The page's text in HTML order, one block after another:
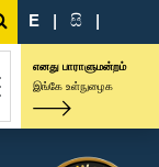
E | සි |
எனது பாராளுமன்றம்
இங்கே உள்நுழைக